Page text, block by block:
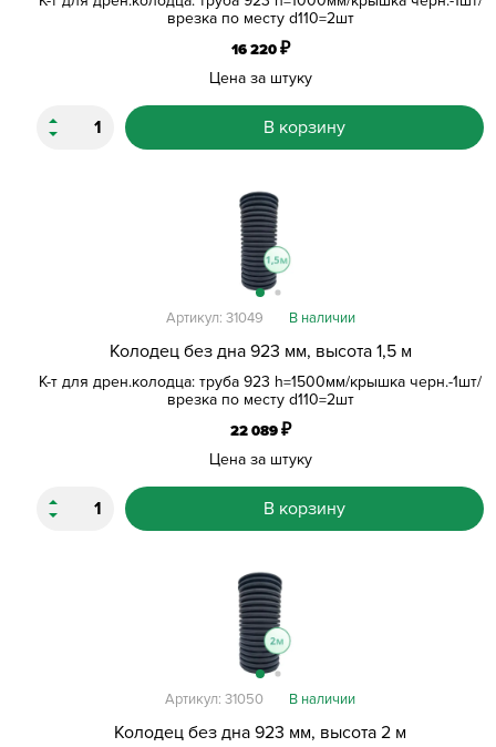
врезка по месту d110=2шт
16 220₽
Цена за штуку
В корзину
Колодец без дна 923 мм, высота 1,5 м
К-т для дрен.колодца: труба 923 h=1500мм/крышка черн.-1шт/
врезка по месту d110=2шт
Артикул: 31049 В наличии
22 089₽
Цена за штуку
В корзину
Колодец без дна 923 мм, высота 2 м
Артикул: 31050 В наличии